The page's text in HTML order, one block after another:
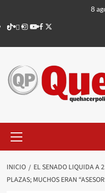
contenido
8
TikTok
threads
Instagram
Youtube
Facebook
X
principal
INICIO
EL SENADO LIQUIDA A
PLAZAS; MUCHOS ERAN